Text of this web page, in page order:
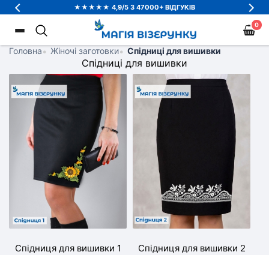
★★★★★ 4,9/5 З 47000+ ВІДГУКІВ
0
Головна• Жіночі заготовки• Спідниці для вишивки
Спідниці для вишивки
Спідниця для вишивки 1 Спідниця для вишивки 2